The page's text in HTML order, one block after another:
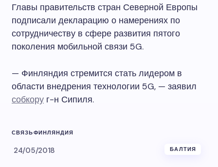
Главы правительств стран Северной Европы
подписали декларацию о намерениях по
сотрудничеству в сфере развития пятого
поколения мобильной связи 5G.
— Финляндия стремится стать лидером в
области внедрения технологии 5G, — заявил
собкору г-н Сипиля.
СВЯЗЬФИНЛЯНДИЯ
24/05/2018 БАЛТИЯ